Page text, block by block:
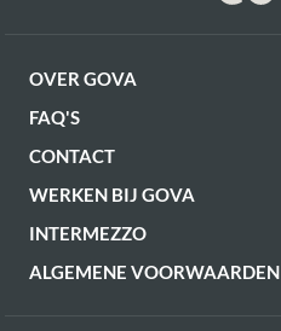
OVER GOVA
FAQ'S
CONTACT
WERKEN BIJ GOVA
INTERMEZZO
ALGEMENE VOORWAARDEN